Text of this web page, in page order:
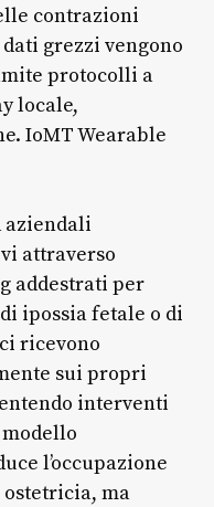
contrazioni
grezzi vengono
protocolli a
locale,
IoMT Wearable
aziendali
attraverso
addestrati per
ipossia fetale o di
ricevono
sui propri
interventi
l’occupazione
ma